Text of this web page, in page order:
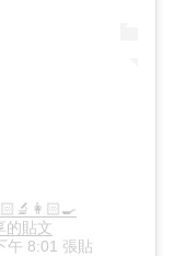
的貼文
午 8:01 張貼